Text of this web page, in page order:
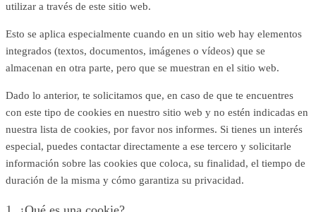
utilizar a través de este sitio web.
Esto se aplica especialmente cuando en un sitio web hay elementos
integrados (textos, documentos, imágenes o vídeos) que se
almacenan en otra parte, pero que se muestran en el sitio web.
Dado lo anterior, te solicitamos que, en caso de que te encuentres
con este tipo de cookies en nuestro sitio web y no estén indicadas en
nuestra lista de cookies, por favor nos informes. Si tienes un interés
especial, puedes contactar directamente a ese tercero y solicitarle
información sobre las cookies que coloca, su finalidad, el tiempo de
duración de la misma y cómo garantiza su privacidad.